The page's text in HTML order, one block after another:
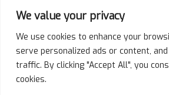
We value your privacy
We use cookies to enhance your
serve personalized ads or content,
traffic. By clicking "Accept All", you
cookies.
Herramientas
ZGZ
Qué y Quiénes
Noticias